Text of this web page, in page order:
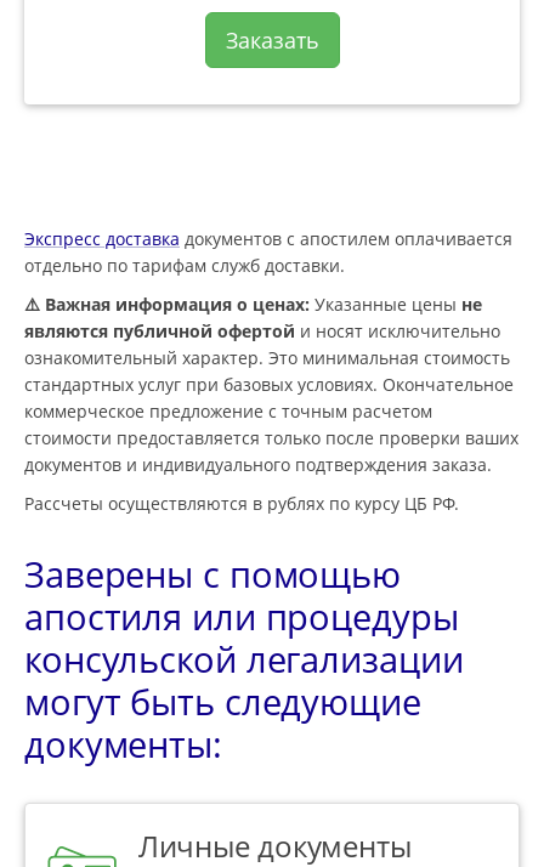
Заказать
Экспресс доставка документов с апостилем оплачивается
отдельно по тарифам служб доставки.
⚠️ Важная информация о ценах: Указанные цены не
являются публичной офертой и носят исключительно
ознакомительный характер. Это минимальная стоимость
стандартных услуг при базовых условиях. Окончательное
коммерческое предложение с точным расчетом
стоимости предоставляется только после проверки ваших
документов и индивидуального подтверждения заказа.
Рассчеты осуществляются в рублях по курсу ЦБ РФ.
Заверены с помощью
апостиля или процедуры
консульской легализации
могут быть следующие
документы:
Личные документы